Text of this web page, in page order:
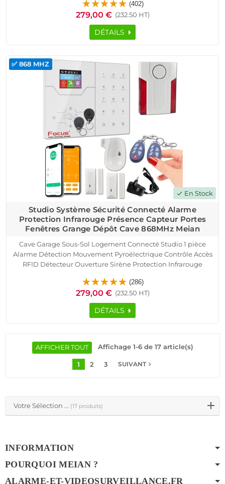
Votre Sélection ... (17 produits)
SmartPhone Ethernet TCP IP Réseau GSM
(402)
279,00 € (232.50 HT)
DÉTAILS
check En Stock
✅ 868 MHZ
Studio Système Sécurité Connecté Alarme
Protection Infrarouge Présence Capteur Portes
Fenêtres Grange Dépôt Cave 868MHz Meian
Cave Garage Sous-Sol Logement Connecté Studio 1 pièce
Alarme Détection Mouvement Pyroélectrique Contrôle Accès
RFID Détecteur Ouverture Sirène Protection Infrarouge
SmartPhone Ethernet TCP IP Réseau GSM
(286)
279,00 € (232.50 HT)
DÉTAILS
AFFICHER TOUT Affichage 1-6 de 17 article(s)
1 2 3 SUIVANTnavigate_next
INFORMATION
POURQUOI MEIAN ?
ALARME-ET-VIDEOSURVEILLANCE.FR